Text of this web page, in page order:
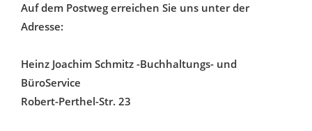
Auf dem Postweg erreichen Sie uns unter der
Adresse:
Heinz Joachim Schmitz -Buchhaltungs- und
BüroService
Robert-Perthel-Str. 23